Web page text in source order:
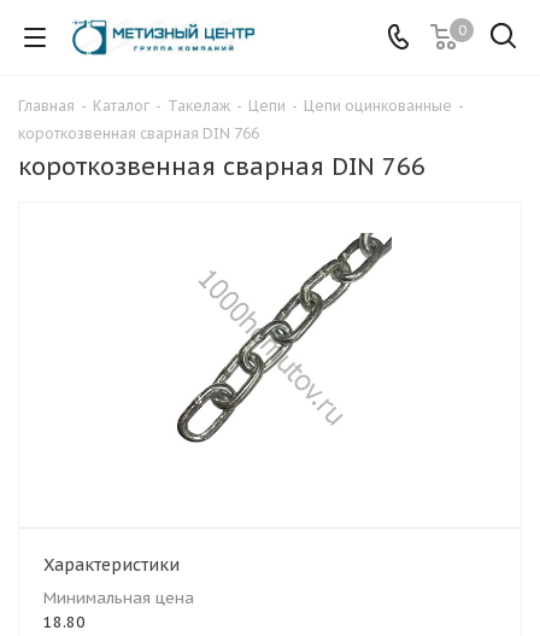
0
Главная - Каталог - Такелаж - Цепи - Цепи оцинкованные -
короткозвенная сварная DIN 766
короткозвенная сварная DIN 766
Характеристики
Минимальная цена
18.80